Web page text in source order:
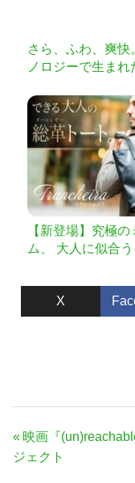
さら、ふわ、爽快
ノロジーで生まれ
【新登場】究極
ム、 大人に似合
X
投
稿
前
の
映画『
ジェクト